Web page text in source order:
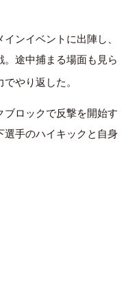
ンイベントに出陣し、
途中捕まる場面も見ら
やり返した。
ロックで反撃を開始す
選手のハイキックと自身